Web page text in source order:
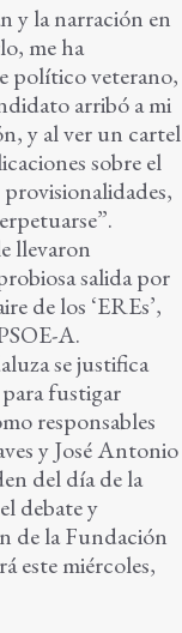
y la narración en
me ha
político veterano,
arribó a mi
y al ver un cartel
sobre el
llevaron
salida por
de los ‘EREs’,
A.
se justifica
fustigar
responsables
y José Antonio
del día de la
debate y
de la Fundación
este miércoles,